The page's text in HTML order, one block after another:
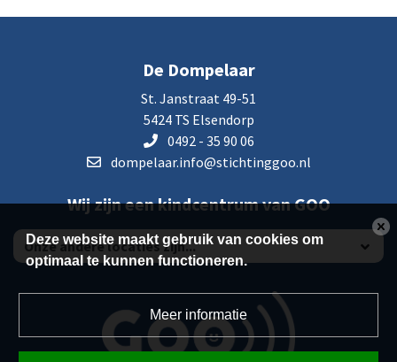
De Dompelaar
St. Janstraat 49-51
5424 TS Elsendorp
0492 - 35 90 06
dompelaar.info@stichtinggoo.nl
Wij zijn een kindcentrum van GOO
Deze website maakt gebruik van cookies om
optimaal te kunnen functioneren.
Meer informatie